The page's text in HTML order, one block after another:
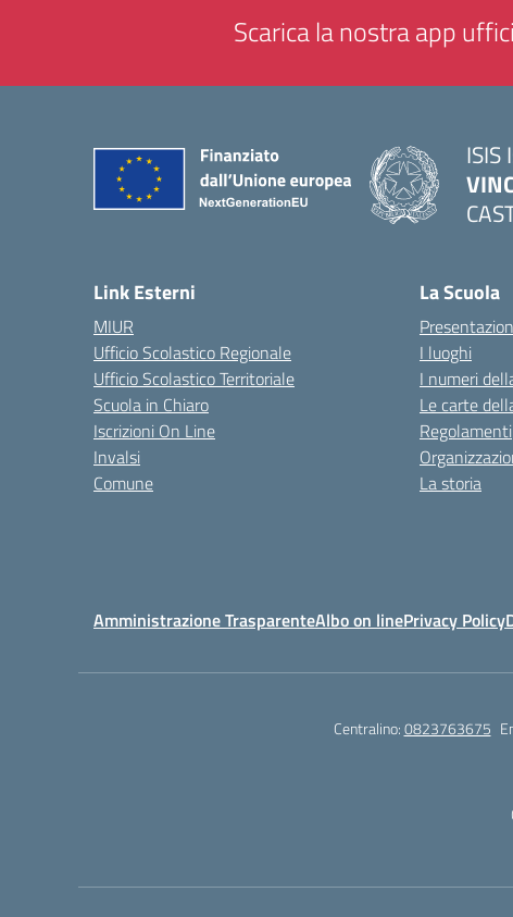
Scarica la nostra app
Link Esterni
MIUR
Ufficio Scolastico Regionale
Ufficio Scolastico Territoriale
Scuola in Chiaro
Iscrizioni On Line
Invalsi
Comune
La Scuola
I luoghi
I numeri
Le carte
Regolamenti
La storia
Amministrazione TrasparenteAlbo on linePrivacy Policy
Centralino:0823763675